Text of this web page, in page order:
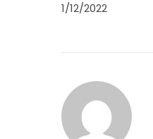
1/12/2022